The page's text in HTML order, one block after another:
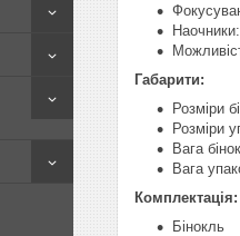
Габарити:
Розміри
Розміри
Вага
Вага
Комплектація:
Бінокль